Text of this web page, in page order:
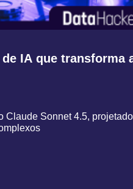
IA que transforma
Claude Sonnet 4.5,